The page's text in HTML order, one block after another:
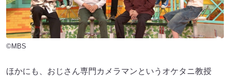
©MBS
ほかにも、おじさん専門カメラマンというオケタニ教授